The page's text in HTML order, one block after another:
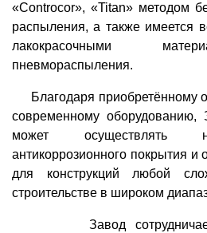
«Controcor», «Titan» методом
распыления, а также имеется
лакокрасочными
пневмораспыления.
Благодаря приобретённому
современному
может осуществлять
антикоррозионного покрытия и
для конструкций любой
строительстве в широком
Завод сотрудничает